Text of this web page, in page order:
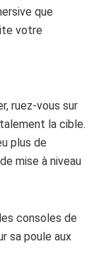
que
votre
ruez-vous sur
la cible.
plus de
mise à niveau
consoles de
sa poule aux